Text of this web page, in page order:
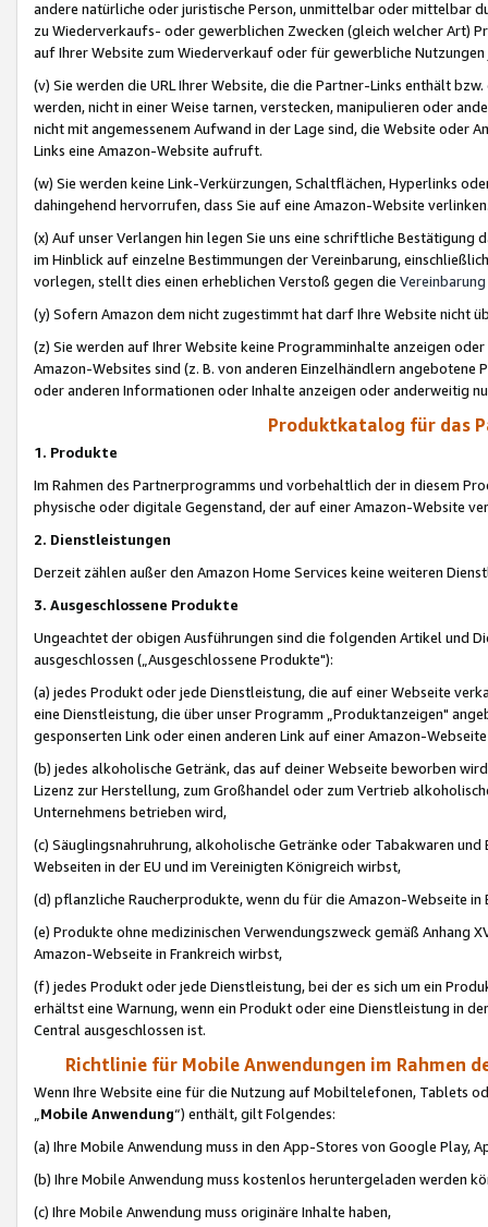
andere natürliche oder juristische Person, unmittelbar oder mittelbar
zu Wiederverkaufs- oder gewerblichen Zwecken (gleich welcher Art)
auf Ihrer Website zum Wiederverkauf oder für gewerbliche
(v) Sie werden die URL Ihrer Website, die die Partner-Links enthält
werden, nicht in einer Weise tarnen, verstecken, manipulieren oder
nicht mit angemessenem Aufwand in der Lage sind, die Website oder
Links eine Amazon-Website aufruft.
(w) Sie werden keine Link-Verkürzungen, Schaltflächen, Hyperlinks
dahingehend hervorrufen, dass Sie auf eine Amazon-Website
(x) Auf unser Verlangen hin legen Sie uns eine schriftliche
im Hinblick auf einzelne Bestimmungen der Vereinbarung,
vorlegen, stellt dies einen erheblichen Verstoß gegen die Vereinbarung
(y) Sofern Amazon dem nicht zugestimmt hat darf Ihre Website nicht
(z) Sie werden auf Ihrer Website keine Programminhalte anzeigen
Amazon-Websites sind (z. B. von anderen Einzelhändlern
oder anderen Informationen oder Inhalte anzeigen oder anderweitig
Produktkatalog für das
1. Produkte
Im Rahmen des Partnerprogramms und vorbehaltlich der in diesem
physische oder digitale Gegenstand, der auf einer Amazon-Website
2. Dienstleistungen
Derzeit zählen außer den Amazon Home Services keine weiteren
3. Ausgeschlossene Produkte
Ungeachtet der obigen Ausführungen sind die folgenden Artikel und
ausgeschlossen („Ausgeschlossene Produkte"):
(a) jedes Produkt oder jede Dienstleistung, die auf einer Webseite
eine Dienstleistung, die über unser Programm „Produktanzeigen"
gesponserten Link oder einen anderen Link auf einer Amazon-
(b) jedes alkoholische Getränk, das auf deiner Webseite beworben
Lizenz zur Herstellung, zum Großhandel oder zum Vertrieb
Unternehmens betrieben wird,
(c) Säuglingsnahruhrung, alkoholische Getränke oder Tabakwaren
Webseiten in der EU und im Vereinigten Königreich wirbst,
(d) pflanzliche Raucherprodukte, wenn du für die Amazon-Webseite in
(e) Produkte ohne medizinischen Verwendungszweck gemäß Anhang
Amazon-Webseite in Frankreich wirbst,
(f) jedes Produkt oder jede Dienstleistung, bei der es sich um ein
erhältst eine Warnung, wenn ein Produkt oder eine Dienstleistung in
Central ausgeschlossen ist.
Richtlinie für Mobile Anwendungen im Rahmen
Wenn Ihre Website eine für die Nutzung auf Mobiltelefonen, Tablets
„Mobile Anwendung“) enthält, gilt Folgendes:
(a) Ihre Mobile Anwendung muss in den App-Stores von Google Play,
(b) Ihre Mobile Anwendung muss kostenlos heruntergeladen werden
(c) Ihre Mobile Anwendung muss originäre Inhalte haben,